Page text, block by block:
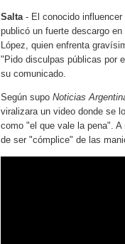
Salta - El conocido
publicó un fuerte descargo
López, quien enfrenta
"Pido disculpas públicas por
su comunicado.
Según supo Noticias
viralizara un video donde se
como "el que vale la pena".
de ser "cómplice" de las